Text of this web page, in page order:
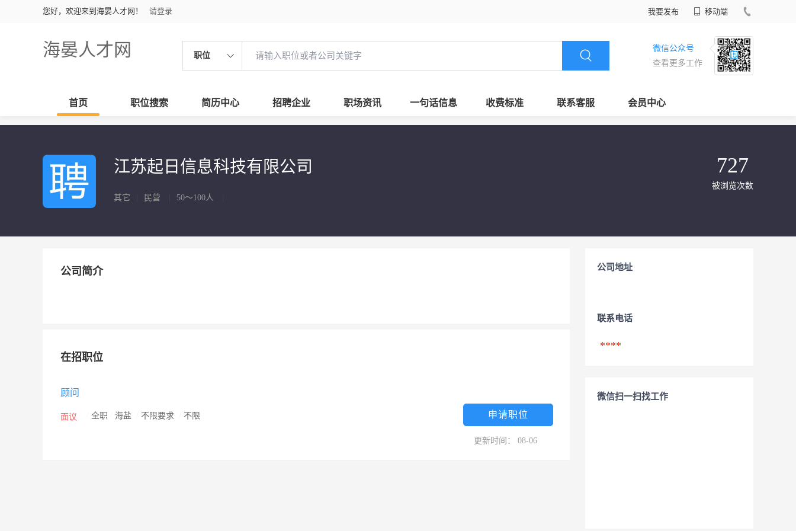
您好，欢迎来到海晏人才网！ 请登录 我要发布 移动端
海晏人才网 职位
微信公众号
查看更多工作
首页 职位搜索 简历中心 招聘企业 职场资讯 一句话信息 收费标准 联系客服 会员中心
江苏起日信息科技有限公司
其它 民营 50～100人
727
被浏览次数
公司简介
在招职位
顾问
面议 全职 海盐 不限要求 不限 申请职位
更新时间： 08-06
公司地址
联系电话
****
微信扫一扫找工作